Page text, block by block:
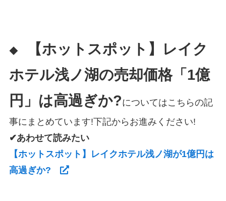
◆
【ホットスポット】レイク
ホテル浅ノ湖の売却価格「1億
円」は高過ぎか?についてはこちらの記
事にまとめています!下記からお進みください!
✔あわせて読みたい
【ホットスポット】レイクホテル浅ノ湖が1億円は
高過ぎか?